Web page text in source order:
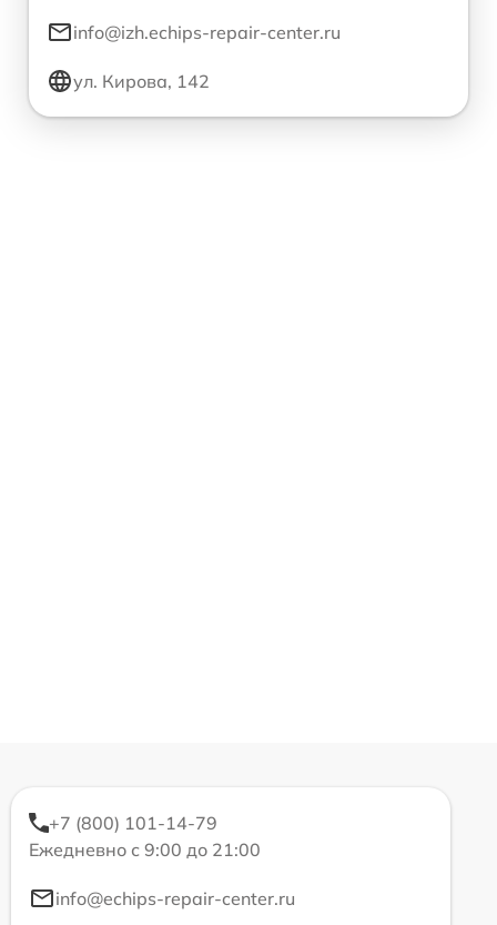
info@izh.echips-repair-center.ru
ул. Кирова, 142
+7 (800) 101-14-79
Ежедневно с 9:00 до 21:00
info@echips-repair-center.ru